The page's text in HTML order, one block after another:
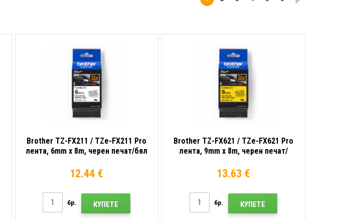
печат/бял
Brother TZ-FX211 / TZe-FX211 Pro
лента, 6mm x 8m, черен печат/бял
12.44 €
бр. КУПЕТЕ
Brother TZ-FX621 / TZe-FX621 Pro
лента, 9mm x 8m, черен печат/
13.63 €
бр. КУПЕТЕ